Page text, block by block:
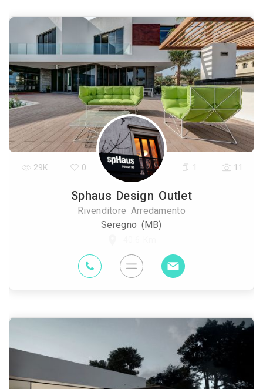
Sphaus Design Outlet
Rivenditore Arredamento
Seregno (MB)
29K 0 1 11